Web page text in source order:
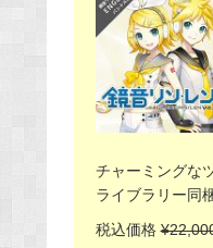
チャーミングな
ライブラリー同
税込価格